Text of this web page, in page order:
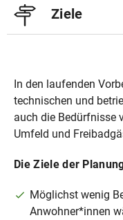
Bohrlänge
Innenausbau
Abbau der
Ziele
In den laufenden
technischen und
auch die Bedürfnisse
Umfeld und
Die Ziele der
Möglichst wenig
Anwohner*innen